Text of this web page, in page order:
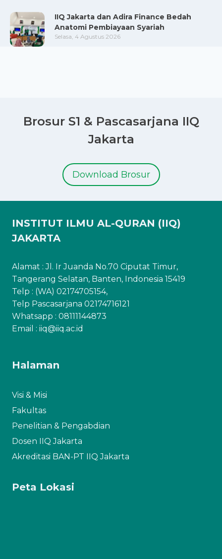
IIQ Jakarta dan Adira Finance Bedah
Anatomi Pembiayaan Syariah
Selasa, 4 Agustus 2026
Brosur S1 & Pascasarjana IIQ
Jakarta
Download Brosur
INSTITUT ILMU AL-QURAN (IIQ)
JAKARTA
Alamat : Jl. Ir Juanda No.70 Ciputat Timur,
Tangerang Selatan, Banten, Indonesia 15419
Telp : (WA) 02174705154,
Telp Pascasarjana 02174716121
Whatsapp : 08111144873
Email : iiq@iiq.ac.id
Halaman
Visi & Misi
Fakultas
Penelitian & Pengabdian
Dosen IIQ Jakarta
Akreditasi BAN-PT IIQ Jakarta
Peta Lokasi